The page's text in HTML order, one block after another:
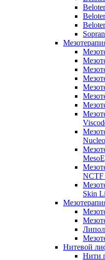
NCTF
Skin
Нитевой
Нити